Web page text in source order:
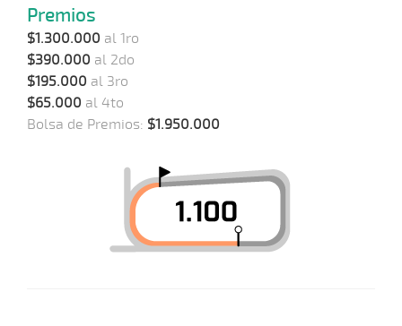
Premios
$1.300.000 al 1ro
$390.000 al 2do
$195.000 al 3ro
$65.000 al 4to
Bolsa de Premios: $1.950.000